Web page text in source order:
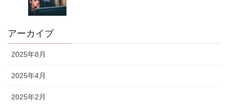
アーカイブ
2025年8月
2025年4月
2025年2月